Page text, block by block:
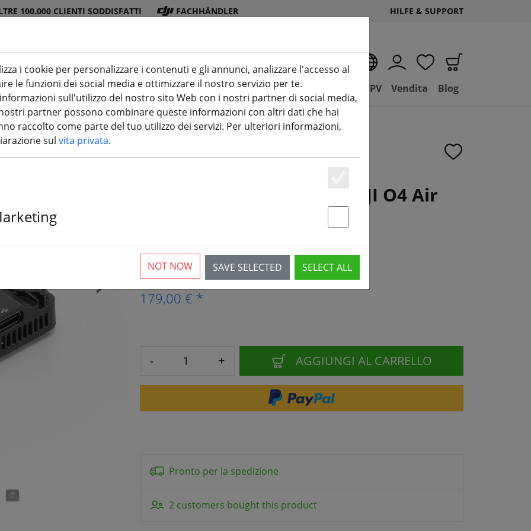
100.000 CLIENTI SODDISFATTI FACHHÄNDLER HILFE & SUPPORT
IT
DJI Batterie Elica Accessori stampa 3D(aktuelle Seite)
Negozio Basilico FPV Vendita Blog
Modulo di trasmissione DJI O4 Air
›
4 Pezzi disponibili
179,00 € *
- + AGGIUNGI AL CARRELLO
Pronto per la spedizione
2 customers bought this product
i cookie per personalizzare i contenuti e gli annunci, analizzare l'accesso al
le funzioni dei social media e ottimizzare il nostro servizio per te.
sull'utilizzo del nostro sito Web con i nostri partner di social media,
partner possono combinare queste informazioni con altri dati che hai
raccolto come parte del tuo utilizzo dei servizi. Per ulteriori informazioni,
sul vita privata.
Essenziell
SAVE SELECTED SELECT ALL
NOT NOW